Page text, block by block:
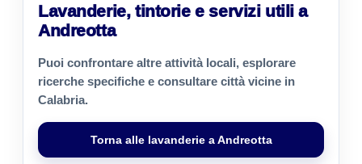
Lavanderie, tintorie e servizi utili a
Andreotta
Puoi confrontare altre attività locali, esplorare
ricerche specifiche e consultare città vicine in
Calabria.
Torna alle lavanderie a Andreotta